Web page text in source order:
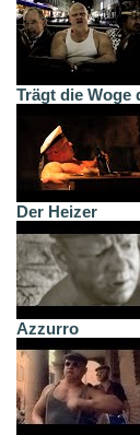
Trägt die Woge
Der Heizer
Azzurro